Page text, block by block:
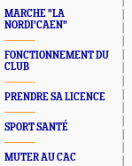
MARCHE "LA
NORDI'CAEN"
FONCTIONNEMENT DU
CLUB
PRENDRE SA LICENCE
SPORT SANTÉ
MUTER AU CAC